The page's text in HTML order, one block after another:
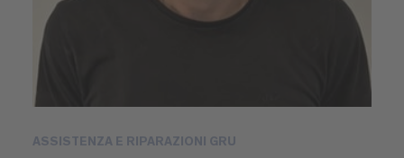
ASSISTENZA E RIPARAZIONI GRU